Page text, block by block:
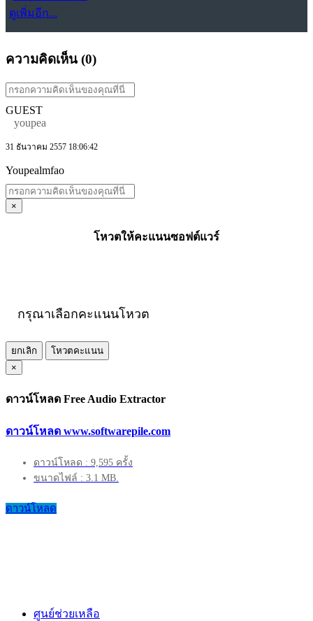
ดูเพิ่มอีก...
ความคิดเห็น (0)
GUEST
youpea
31 ธันวาคม 2557 18:06:42
Youpealmfao
×
โหวตให้คะแนนซอฟต์แวร์
กรุณาเลือกคะแนนโหวต
ยกเลิก
โหวตคะแนน
×
ดาวน์โหลด Free Audio Extractor
ดาวน์โหลด www.softwarepile.com
ดาวน์โหลด : 9,595 ครั้ง
ขนาดไฟล์ : 3.1 MB.
ดาวน์โหลด
ศูนย์ช่วยเหลือ